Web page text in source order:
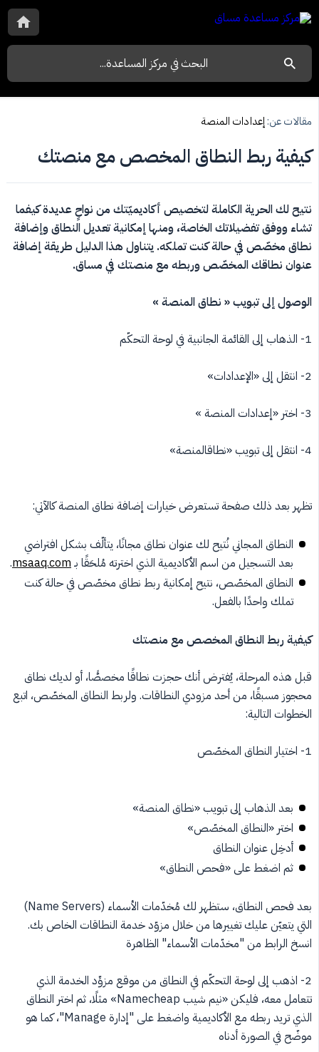
مقالات عن: إعدادات المنصة
كيفية ربط النطاق المخصص مع منصتك
عنوان نطاقك المخصّص وربطه مع منصتك في مساق.
الوصول إلى تبويب « نطاق المنصة »
1- الذهاب إلى القائمة الجانبية في لوحة التحكّم
2- انتقل إلى «الإعدادات»
3- اختر «إعدادات المنصة »
4- انتقل إلى تبويب «نطاقالمنصة»
تظهر بعد ذلك صفحة تستعرض خيارات إضافة نطاق المنصة كالآتي:
النطاق المجاني نُتيح لك عنوان نطاق مجانًا، يتألّف بشكل افتراضي
بعد التسجيل من اسم الأكاديمية الذي اخترته مُلحَقًا بـmsaaq.com
.
النطاق المخصّص، نتيح إمكانية ربط نطاق مخصّص في حالة كنت
تملك واحدًا بالفعل.
كيفية ربط النطاق المخصص مع منصتك
قبل هذه المرحلة، يُفترض أنك حجزت نطاقًا مخصصًّا، أو لديك نطاق
محجوز مسبقًا، من أحد مزودي النطاقات. ولربط النطاق المخصّص، اتبع
الخطوات التالية:
1- اختيار النطاق المخصّص
بعد الذهاب إلى تبويب «نطاق المنصة»
اختر «النطاق المخصّص»
أدخِل عنوان النطاق
ثم اضغط على «فحص النطاق»
بعد فحص النطاق، ستظهر لك مُخدّمات الأسماء (Name Servers)
التي يتعيّن عليك تغييرها من خلال مزوّد خدمة النطاقات الخاص بك.
انسخ الرابط من "مخدّمات الأسماء" الظاهرة
2- اذهب إلى لوحة التحكّم في النطاق من موقع مزوِّد الخدمة الذي
تتعامل معه، فليكن «نيم شيب Namecheap» مثلًا، ثم اختر النطاق
الذي تريد ربطه مع الأكاديمية واضغط على "إدارة Manage"، كما هو
موضّح في الصورة أدناه